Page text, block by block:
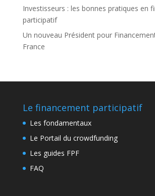
Investisseurs : les bonnes pratiques en
participatif
Un nouveau Président pour
France
Le financement participatif
Les fondamentaux
Le Portail du crowdfunding
Les guides FPF
FAQ